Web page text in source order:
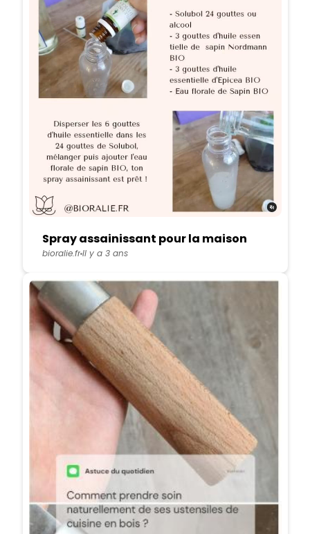
Spray assainissant pour la maison
bioralie.frIl y a 3 ans